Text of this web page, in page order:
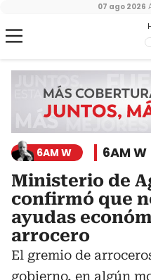
07 ago 2026
6AM W 6AM W
Ministerio de
confirmó que
ayudas
arrocero
El gremio de
gobierno, en algún